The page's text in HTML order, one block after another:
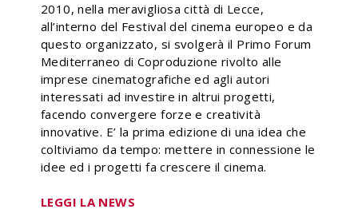
2010, nella meravigliosa città di Lecce,
all’interno del Festival del cinema europeo e da
questo organizzato, si svolgerà il Primo Forum
Mediterraneo di Coproduzione rivolto alle
imprese cinematografiche ed agli autori
interessati ad investire in altrui progetti,
facendo convergere forze e creatività
innovative. E’ la prima edizione di una idea che
coltiviamo da tempo: mettere in connessione le
idee ed i progetti fa crescere il cinema.
LEGGI LA NEWS